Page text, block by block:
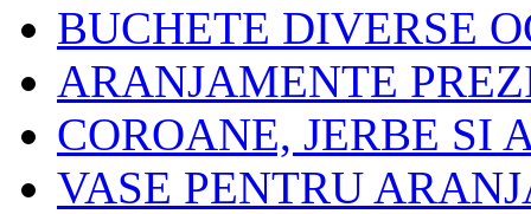
BUCHETE DIVERSE
ARANJAMENTE
COROANE, JERBE SI
VASE PENTRU